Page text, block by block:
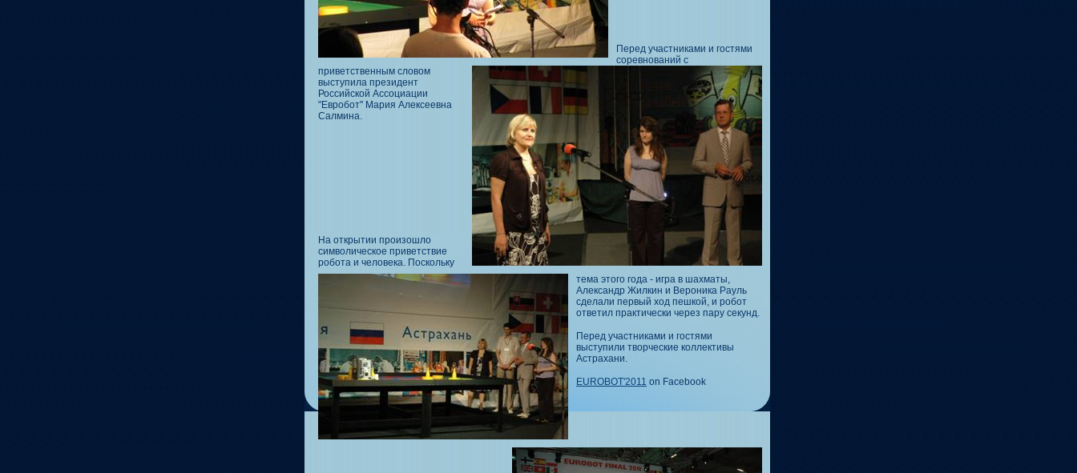
Перед участниками и гостями
соревнований с
приветственным словом
выступила президент
Российской Ассоциации
"Евробот" Мария Алексеевна
Салмина.
На открытии произошло
символическое приветствие
робота и человека. Поскольку
тема этого года - игра в шахматы,
Александр Жилкин и Вероника Рауль
сделали первый ход пешкой, и робот
ответил практически через пару секунд.
Перед участниками и гостями
выступили творческие коллективы
Астрахани.
EUROBOT'2011 on Facebook